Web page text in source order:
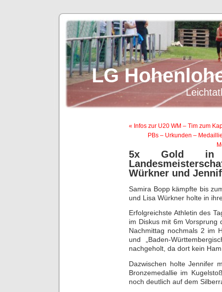
LG
« Infos zur U20 WM – Tim zum
PBs – Urkunden –
5x Gold in
Würkner und
Samira Bopp kämpfte bis
und Lisa Würkner holte in
Erfolgreichste Athletin des
im Diskus mit 6m Vorsprung
Nachmittag nochmals 2 im
und „Baden-
nachgeholt, da dort kein
Dazwischen holte Jennifer
Bronzemedallie im
noch deutlich auf dem